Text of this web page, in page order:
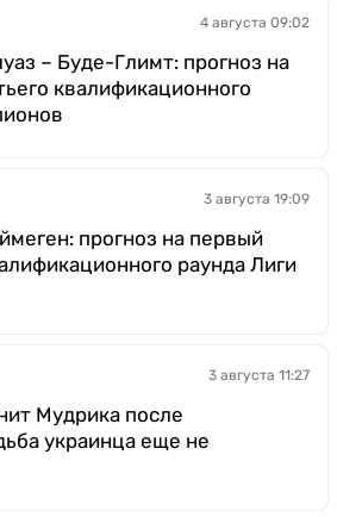
4 августа 09:02
– Буде-Глимт: прогноз на
квалификационного
3 августа 19:09
прогноз на первый
раунда Лиги
3 августа 11:27
Мудрика после
украинца еще не